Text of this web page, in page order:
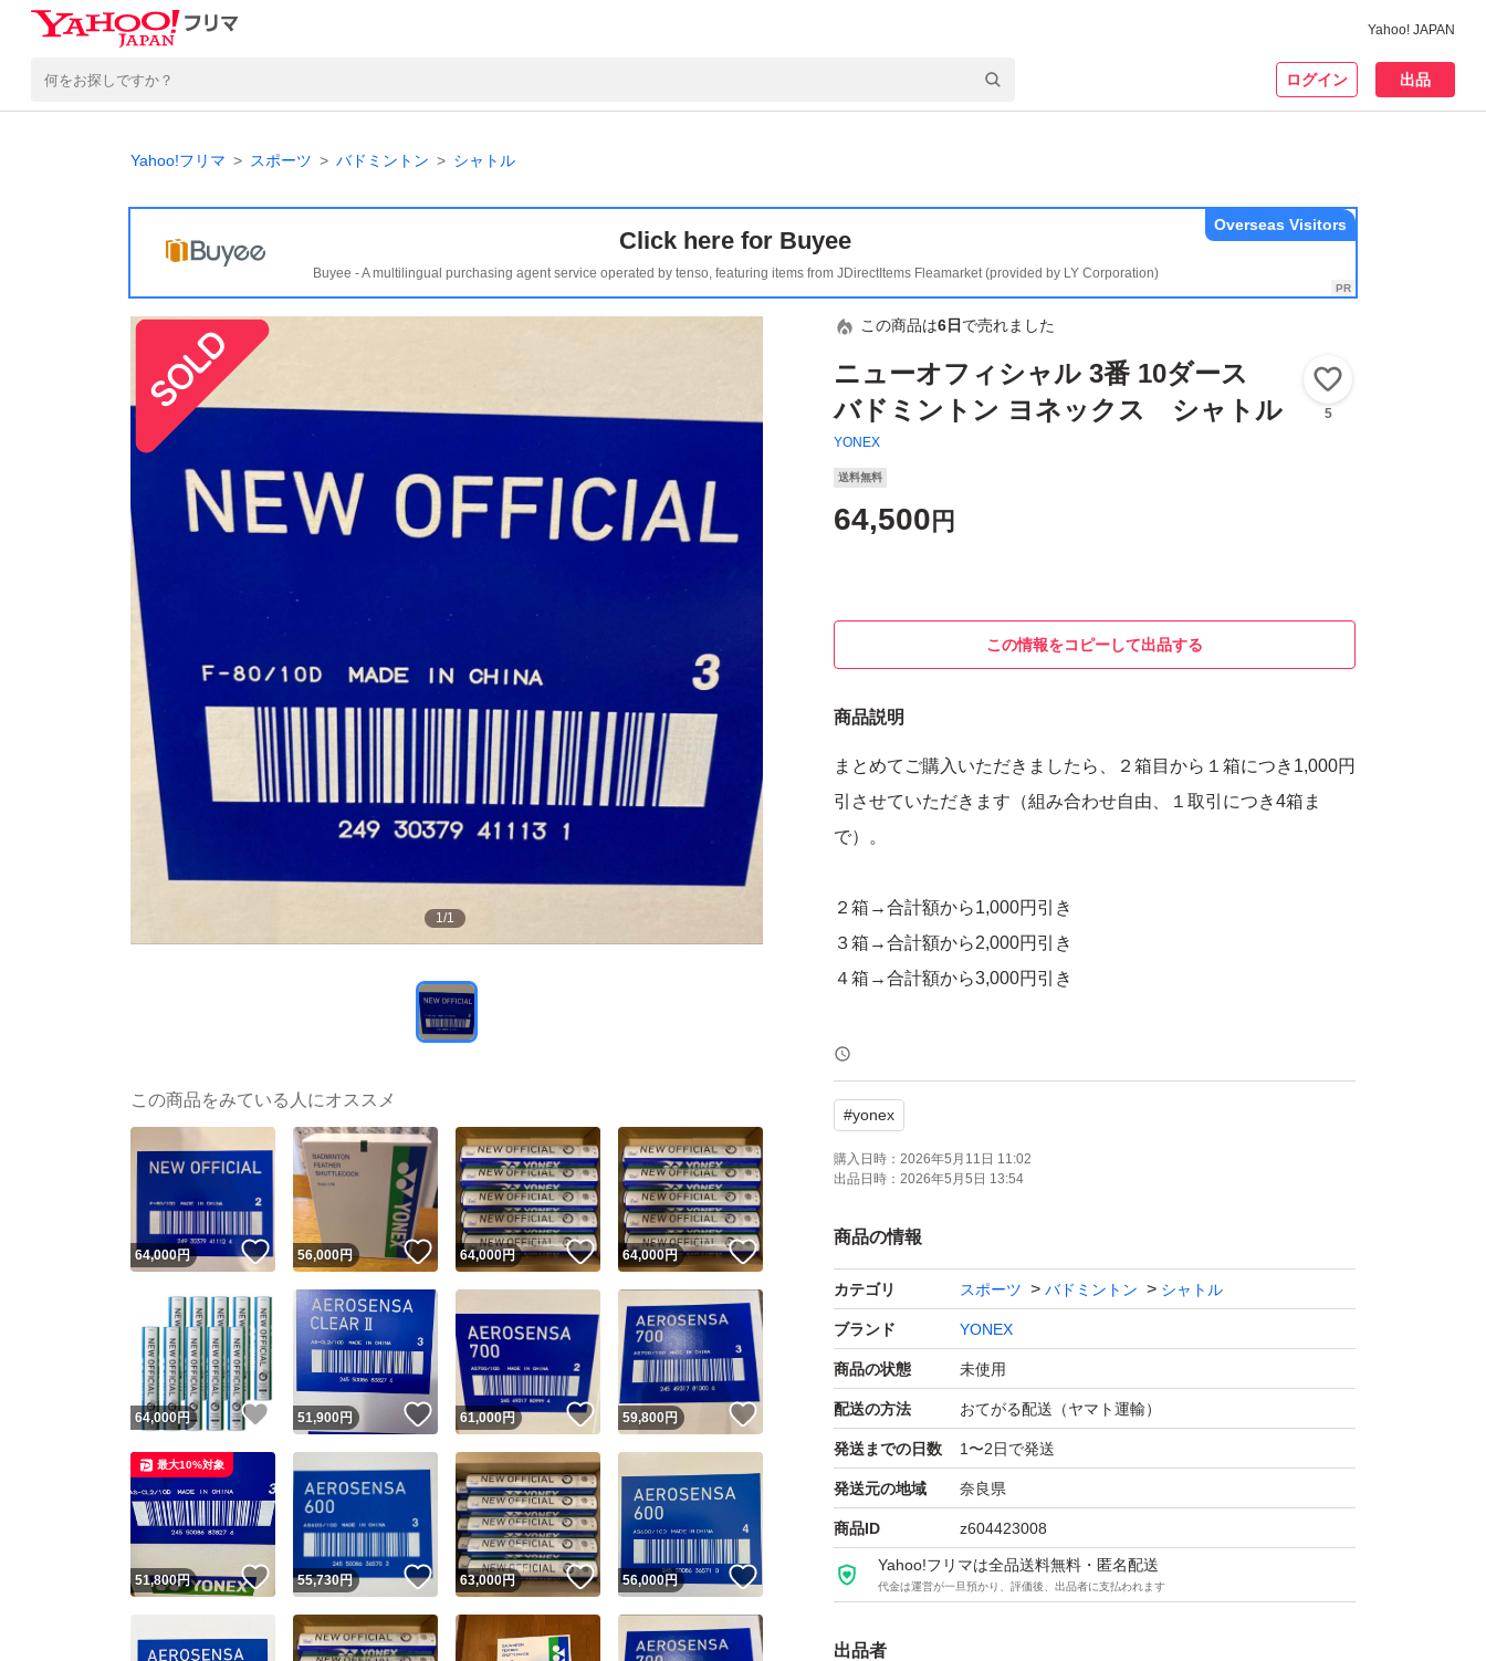
Yahoo! JAPAN
ログイン 出品
Yahoo!フリマ スポーツ バドミントン シャトル
Click here for Buyee
Buyee - A multilingual purchasing agent service operated by tenso, featuring items from JDirectItems Fleamarket (provided by LY Corporation)
Overseas Visitors
1/1
この商品は6日 で売れました
ニューオフィシャル 3番 10ダース
バドミントン ヨネックス シャトル
YONEX
5
送料無料
64,500 円
この情報をコピーして出品する
商品説明
まとめてご購入いただきましたら、２箱目から１箱につき1,000円
引させていただきます（組み合わせ自由、１取引につき4箱ま
で）。
２箱→合計額から1,000円引き
３箱→合計額から2,000円引き
４箱→合計額から3,000円引き
まとめて購入希望の場合は、「商品への質問」ボタンからご連絡
ください（そのまま購入された場合はお値引きできませんのでご
注意ください）。
１箱の場合、簡易包装の上、発送させていただきます。
#yonex
購入日時： 2026年5月11日 11:02
出品日時： 2026年5月5日 13:54
商品の情報
カテゴリ スポーツ バドミントン シャトル
ブランド YONEX
商品の状態 未使用
配送の方法 おてがる配送（ヤマト運輸）
発送までの日数 1〜2日で発送
発送元の地域 奈良県
商品ID z604423008
Yahoo!フリマは全品送料無料・匿名配送
代金は運営が一旦預かり、評価後、出品者に支払われます
出品者
この商品をみている人にオススメ
64,000円 いいね！
56,000円 いいね！
64,000円 いいね！
64,000円 いいね！
64,000円 いいね！
51,900円 いいね！
61,000円 いいね！
59,800円
51,800円 いいね！
最大10%対象
55,730円 いいね！
63,000円 いいね！
56,000円